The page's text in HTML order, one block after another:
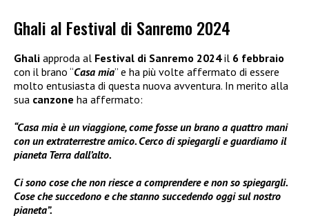
Ghali al Festival di Sanremo 2024
Ghali approda al Festival di Sanremo 2024il 6 febbraio
con il brano “Casa mia” e ha più volte affermato di essere
molto entusiasta di questa nuova avventura. In merito alla
sua canzone ha affermato:
“Casa mia è un viaggione, come fosse un brano a quattro mani
con un extraterrestre amico. Cerco di spiegargli e guardiamo il
pianeta Terra dall’alto.
Ci sono cose che non riesce a comprendere e non so spiegargli.
Cose che succedono e che stanno succedendo oggi sul nostro
pianeta”.